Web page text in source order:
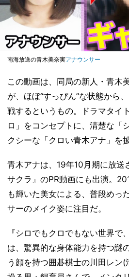
南海放送の青木美奈実アナウンサー
この動画は、同局の新人・青木
が、ほぼ“すっぴん”な状態から
戦するというもの。ドラマタイ
ロ」をコンセプトに、清楚な「
クシーな「クロい青木アナ」を
青木アナは、19年10月期に放送
サクラ』のPR動画にも出演。
も輝いた美女による、普段めっ
サーのメイク姿に注目だ。
『シロでもクロでもない世界で
は、驚異的な身体能力を持つ謎
う顔を持つ囲碁棋士の川田レン